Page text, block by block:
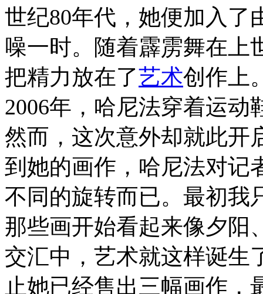
世纪80年代，她便加入了
噪一时。随着霹雳舞在上
把精力放在了艺术创作上
2006年，哈尼法穿着运
然而，这次意外却就此开
到她的画作，哈尼法对记
不同的旋转而已。最初我
那些画开始看起来像夕阳
交汇中，艺术就这样诞生
止她已经售出三幅画作，